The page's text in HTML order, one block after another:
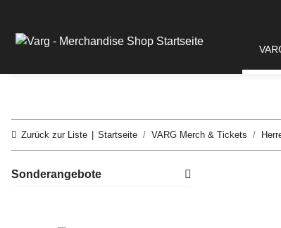
Zurück zur Liste Startseite VARG Merch & Tickets
Sonderangebote